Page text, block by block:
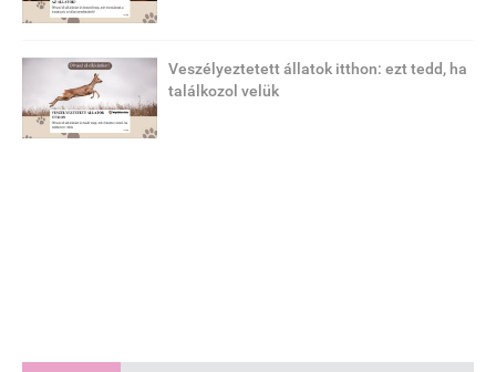
Veszélyeztetett állatok itthon: ezt tedd, ha
találkozol velük